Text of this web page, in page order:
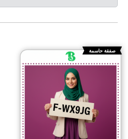
صفقة حاسمة